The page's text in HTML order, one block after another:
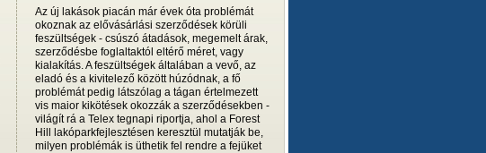
Az új lakások piacán már évek óta problémát
okoznak az elővásárlási szerződések körüli
feszültségek - csúszó átadások, megemelt árak,
szerződésbe foglaltaktól eltérő méret, vagy
kialakítás. A feszültségek általában a vevő, az
eladó és a kivitelező között húzódnak, a fő
problémát pedig látszólag a tágan értelmezett
vis maior kikötések okozzák a szerződésekben -
világít rá a Telex tegnapi riportja, ahol a Forest
Hill lakóparkfejlesztésen keresztül mutatják be,
milyen problémák is üthetik fel rendre a fejüket